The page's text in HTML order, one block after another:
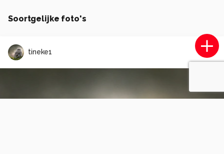
Soortgelijke foto's
tineke1